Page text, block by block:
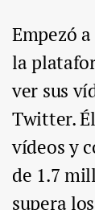
Empezó
la
ver sus
Twitter.
vídeos y
de 1.7
supera